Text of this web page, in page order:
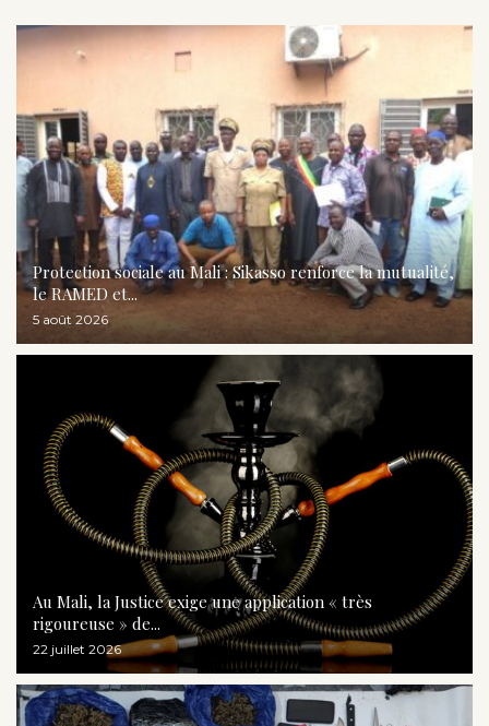
Protection sociale au Mali : Sikasso renforce la mutualité,
le RAMED et...
5 août 2026
Au Mali, la Justice exige une application « très
rigoureuse » de...
22 juillet 2026